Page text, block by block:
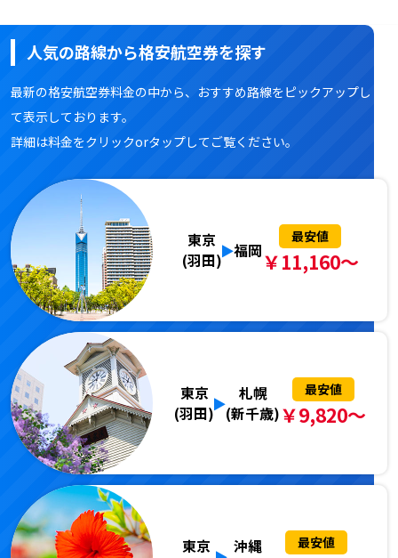
人気の路線から格安航空券を探す
最新の格安航空券料金の中から、おすすめ路線をピックアップし
て表示しております。
詳細は料金をクリックorタップしてご覧ください。
東京
(羽田) 福岡
最安値
￥11,160～
東京
(羽田)
札幌
(新千歳)
最安値
￥9,820～
東京
沖縄
最安値